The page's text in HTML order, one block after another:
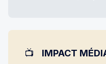
📺 IMPACT